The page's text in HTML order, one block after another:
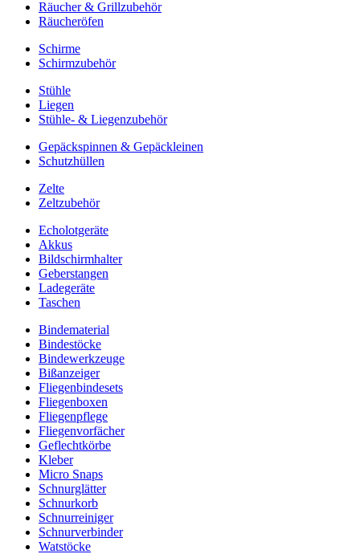
Räucher & Grillzubehör
Räucheröfen
Schirme
Schirmzubehör
Stühle
Liegen
Stühle- & Liegenzubehör
Gepäckspinnen & Gepäckleinen
Schutzhüllen
Zelte
Zeltzubehör
Echolotgeräte
Akkus
Bildschirmhalter
Geberstangen
Ladegeräte
Taschen
Bindematerial
Bindestöcke
Bindewerkzeuge
Bißanzeiger
Fliegenbindesets
Fliegenboxen
Fliegenpflege
Fliegenvorfächer
Geflechtkörbe
Kleber
Micro Snaps
Schnurglätter
Schnurkorb
Schnurreiniger
Schnurverbinder
Watstöcke